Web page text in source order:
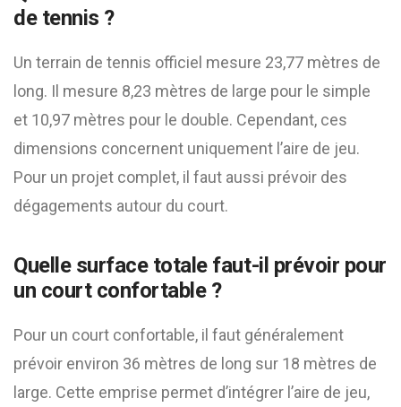
de tennis ?
Un terrain de tennis officiel mesure 23,77 mètres de
long. Il mesure 8,23 mètres de large pour le simple
et 10,97 mètres pour le double. Cependant, ces
dimensions concernent uniquement l’aire de jeu.
Pour un projet complet, il faut aussi prévoir des
dégagements autour du court.
Quelle surface totale faut-il prévoir pour
un court confortable ?
Pour un court confortable, il faut généralement
prévoir environ 36 mètres de long sur 18 mètres de
large. Cette emprise permet d’intégrer l’aire de jeu,